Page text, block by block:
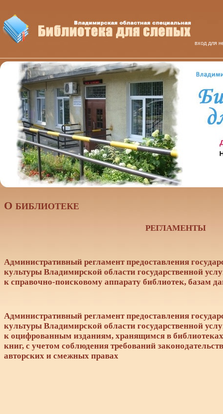
вход для
ОБИБЛИОТЕКЕ
РЕГЛАМЕНТЫ
Административный регламент предоставления
культуры Владимирской области государственной
к справочно-поисковому аппарату библиотек, базам
Административный регламент предоставления
культуры Владимирской области государственной
к оцифрованным изданиям, хранящимся в
книг, с учетом соблюдения требований
авторских и смежных правах